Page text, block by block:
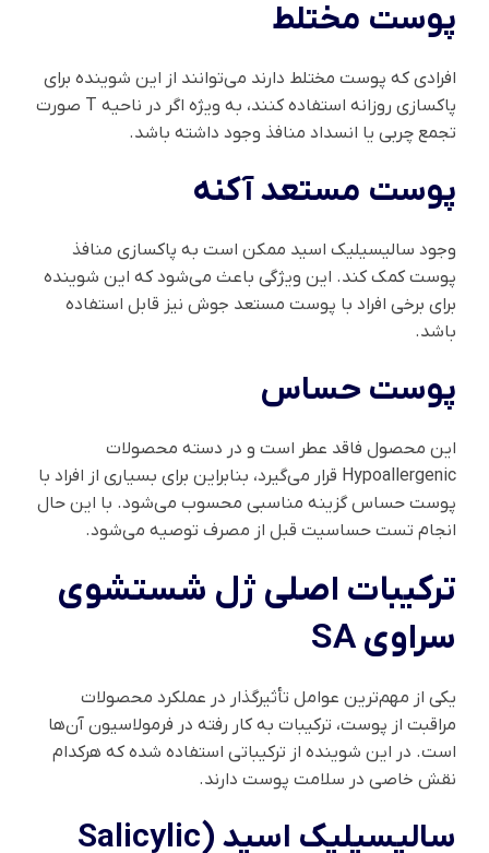
پوست مختلط
افرادی که پوست مختلط دارند می‌توانند از این شوینده برای
پاکسازی روزانه استفاده کنند، به ویژه اگر در ناحیه T صورت
تجمع چربی یا انسداد منافذ وجود داشته باشد.
پوست مستعد آکنه
وجود سالیسیلیک اسید ممکن است به پاکسازی منافذ
پوست کمک کند. این ویژگی باعث می‌شود که این شوینده
برای برخی افراد با پوست مستعد جوش نیز قابل استفاده
باشد.
پوست حساس
این محصول فاقد عطر است و در دسته محصولات
Hypoallergenic قرار می‌گیرد، بنابراین برای بسیاری از افراد با
پوست حساس گزینه مناسبی محسوب می‌شود. با این حال
انجام تست حساسیت قبل از مصرف توصیه می‌شود.
ترکیبات اصلی ژل شستشوی
سراوی SA
یکی از مهم‌ترین عوامل تأثیرگذار در عملکرد محصولات
مراقبت از پوست، ترکیبات به کار رفته در فرمولاسیون آن‌ها
است. در این شوینده از ترکیباتی استفاده شده که هرکدام
نقش خاصی در سلامت پوست دارند.
سالیسیلیک اسید (Salicylic